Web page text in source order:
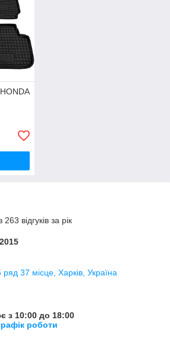
відгуків за рік
37 місце, Харків, Україна
з 10:00 до 18:00
роботи